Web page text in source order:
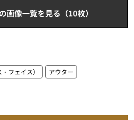
画像一覧を見る（10枚）
フェイス）
アウター